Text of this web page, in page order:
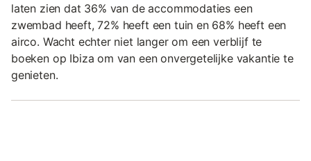
laten zien dat 36% van de accommodaties een
zwembad heeft, 72% heeft een tuin en 68% heeft een
airco. Wacht echter niet langer om een verblijf te
boeken op Ibiza om van een onvergetelijke vakantie te
genieten.